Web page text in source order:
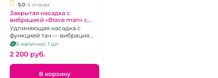
5.0 4 отзыва
Закрытая насадка с
вибрацией «Brave man» с
функцией Сенсо Тач
Удлиняющая насадка с
функцией тач — вибрация
при нажиме
В наличии: 1 шт.
2 200 pуб.
В корзину